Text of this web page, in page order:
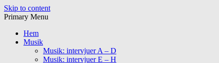
Skip to content
Primary Menu
Hem
Musik
Musik: intervjuer A – D
Musik: intervjuer E – H